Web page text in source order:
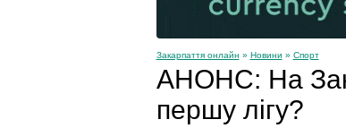
Закарпаття онлайн » Новини » Спорт
АНОНС: На
першу лігу?